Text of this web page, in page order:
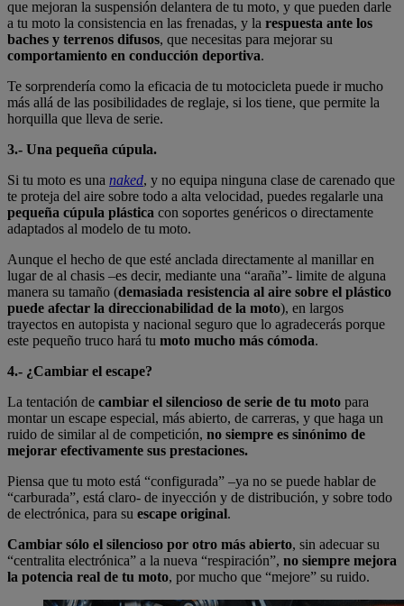
que mejoran la suspensión delantera de tu moto, y que pueden darle
a tu moto la consistencia en las frenadas, y la respuesta ante los
baches y terrenos difusos, que necesitas para mejorar su
comportamiento en conducción deportiva.
Te sorprendería como la eficacia de tu motocicleta puede ir mucho
más allá de las posibilidades de reglaje, si los tiene, que permite la
horquilla que lleva de serie.
3.- Una pequeña cúpula.
Si tu moto es una naked, y no equipa ninguna clase de carenado que
te proteja del aire sobre todo a alta velocidad, puedes regalarle una
pequeña cúpula plástica con soportes genéricos o directamente
adaptados al modelo de tu moto.
Aunque el hecho de que esté anclada directamente al manillar en
lugar de al chasis –es decir, mediante una “araña”- limite de alguna
manera su tamaño (demasiada resistencia al aire sobre el plástico
puede afectar la direccionabilidad de la moto), en largos
trayectos en autopista y nacional seguro que lo agradecerás porque
este pequeño truco hará tu moto mucho más cómoda.
4.- ¿Cambiar el escape?
La tentación de cambiar el silencioso de serie de tu moto para
montar un escape especial, más abierto, de carreras, y que haga un
ruido de similar al de competición, no siempre es sinónimo de
mejorar efectivamente sus prestaciones.
Piensa que tu moto está “configurada” –ya no se puede hablar de
“carburada”, está claro- de inyección y de distribución, y sobre todo
de electrónica, para su escape original.
Cambiar sólo el silencioso por otro más abierto, sin adecuar su
“centralita electrónica” a la nueva “respiración”, no siempre mejora
la potencia real de tu moto, por mucho que “mejore” su ruido.